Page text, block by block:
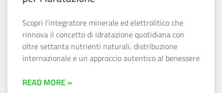
Scopri l’integratore minerale ed elettrolitico che
rinnova il concetto di idratazione quotidiana con
oltre settanta nutrienti naturali, distribuzione
internazionale e un approccio autentico al benessere
READ MORE »